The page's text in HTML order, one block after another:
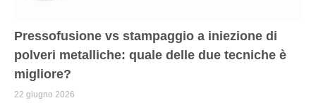
Pressofusione vs stampaggio a iniezione di
polveri metalliche: quale delle due tecniche è
migliore?
22 giugno 2026